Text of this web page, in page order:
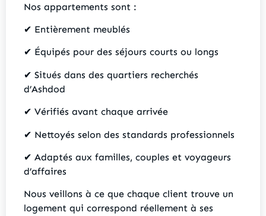
Nos appartements sont :
✔ Entièrement meublés
✔ Équipés pour des séjours courts ou longs
✔ Situés dans des quartiers recherchés
d’Ashdod
✔ Vérifiés avant chaque arrivée
✔ Nettoyés selon des standards professionnels
✔ Adaptés aux familles, couples et voyageurs
d’affaires
Nous veillons à ce que chaque client trouve un
logement qui correspond réellement à ses